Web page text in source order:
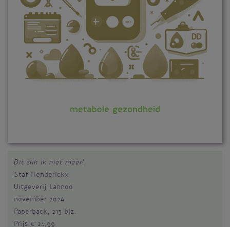
Dit slik ik niet meer!
Staf Henderickx
Uitgeverij Lannoo
november 2024
Paperback, 213 blz.
Prijs € 24,99